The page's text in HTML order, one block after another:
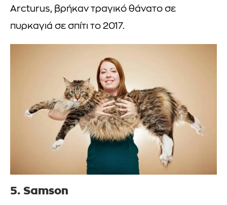
Arcturus, βρήκαν τραγικό θάνατο σε
πυρκαγιά σε σπίτι το 2017.
5. Samson